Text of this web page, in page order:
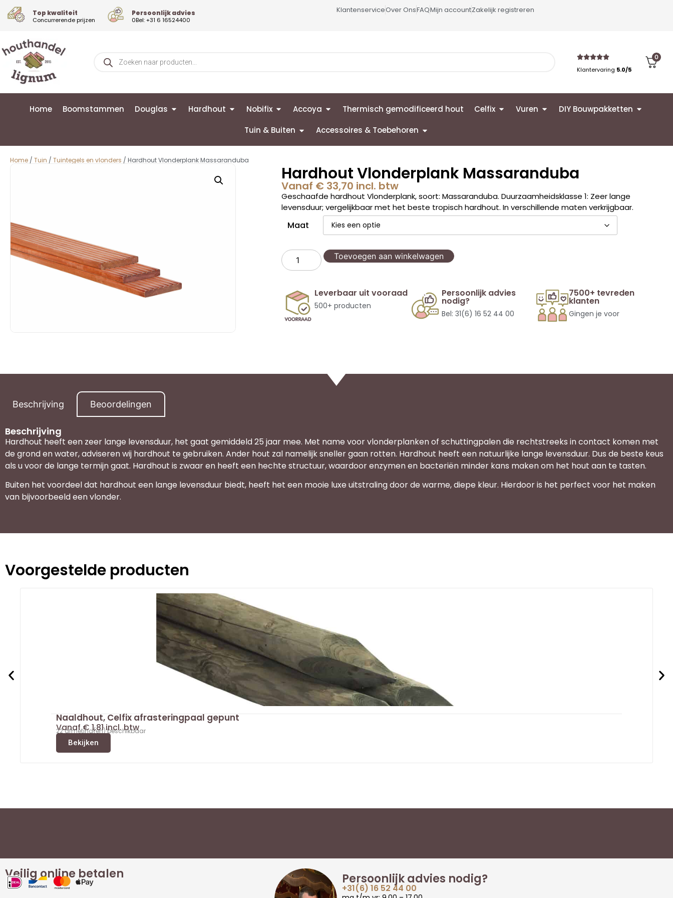
Top kwaliteit
Concurrerende prijzen
Persoonlijk advies
0Bel: +31 6 16524400
KlantenserviceOver OnsFAQMijn accountZakelijk registreren
Klantervaring 5.0/5
0
Home Boomstammen Douglas Hardhout Nobifix Accoya Thermisch gemodificeerd hout Celfix Vuren DIY Bouwpakketten
Tuin & Buiten Accessoires & Toebehoren
Home / Tuin / Tuintegels en vlonders / Hardhout Vlonderplank Massaranduba
Hardhout Vlonderplank Massaranduba
Vanaf €33,70 incl. btw
Geschaafde hardhout Vlonderplank, soort: Massaranduba. Duurzaamheidsklasse 1: Zeer lange
levensduur; vergelijkbaar met het beste tropisch hardhout. In verschillende maten verkrijgbaar.
Maat
Toevoegen aan winkelwagen
Leverbaar uit vooraad
500+ producten
Persoonlijk advies
nodig?
Bel: 31(6) 16 52 44 00
7500+ tevreden
klanten
Gingen je voor
Beschrijving Beoordelingen
Beschrijving
Hardhout heeft een zeer lange levensduur, het gaat gemiddeld 25 jaar mee. Met name voor vlonderplanken of schuttingpalen die rechtstreeks in contact komen met
de grond en water, adviseren wij hardhout te gebruiken. Ander hout zal namelijk sneller gaan rotten. Hardhout heeft een natuurlijke lange levensduur. Dus de beste keus
als u voor de lange termijn gaat. Hardhout is zwaar en heeft een hechte structuur, waardoor enzymen en bacteriën minder kans maken om het hout aan te tasten.
Buiten het voordeel dat hardhout een lange levensduur biedt, heeft het een mooie luxe uitstraling door de warme, diepe kleur. Hierdoor is het perfect voor het maken
van bijvoorbeeld een vlonder.
Voorgestelde producten
Naaldhout, Celfix afrasteringpaal gepunt
Vanaf€1,81incl. btw
22 afmeting(en) beschikbaar
Bekijken
Veilig online betalen Persoonlijk advies nodig?
+31(6) 16 52 44 00